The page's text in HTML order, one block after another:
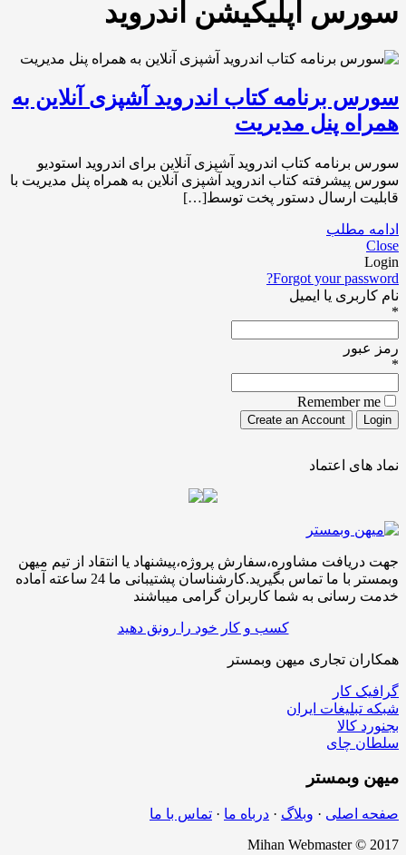
سورس اپلیکیشن اندروید
سورس برنامه کتاب اندروید آشپزی آنلاین به
همراه پنل مدیریت
سورس برنامه کتاب اندروید آشپزی آنلاین برای اندروید استودیو
سورس پیشرفته کتاب اندروید آشپزی آنلاین به همراه پنل مدیریت با
قابلیت ارسال دستور پخت توسط[…]
ادامه مطلب
Close
Login
Forgot your password?
نام کاربری یا ایمیل
*
رمز عبور
*
Remember me
نماد های اعتماد
جهت دریافت مشاوره،سفارش پروژه،پیشنهاد یا انتقاد از تیم میهن
وبمستر با ما تماس بگیرید.کارشناسان پشتیبانی ما 24 ساعته آماده
خدمت رسانی به شما کاربران گرامی میباشند
کسب و کار خود را رونق دهید
همکاران تجاری میهن وبمستر
گرافیک کار
شبکه تبلیغات ایران
بجنورد کالا
سلطان چای
میهن وبمستر
صفحه اصلی · وبلاگ · درباه ما · تماس با ما
Mihan Webmaster © 2017